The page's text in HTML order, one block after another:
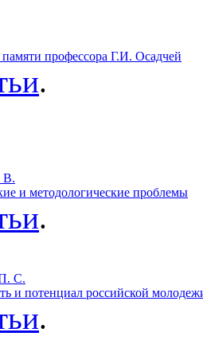
памяти профессора Г.И. Осадчей
.
В.
и методологические проблемы
.
С.
и потенциал российской
.